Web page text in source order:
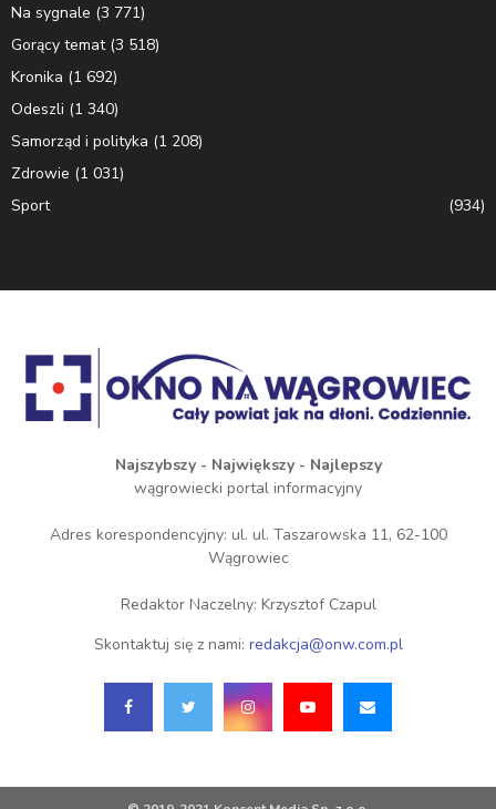
Na sygnale (3 771)
Gorący temat(3 518)
Kronika (1 692)
Odeszli (1 340)
Samorząd i polityka (1 208)
Zdrowie (1 031)
Sport
(934)
Najszybszy - Największy - Najlepszy
wągrowiecki portal informacyjny
Adres korespondencyjny: ul. ul. Taszarowska 11, 62-100
Wągrowiec
Redaktor Naczelny: Krzysztof Czapul
Skontaktuj się z nami: redakcja@onw.com.pl